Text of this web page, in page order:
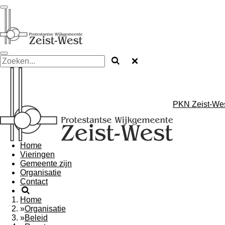
Ga
naar
de
hoofdinhoud
PKN Zeist-
Home
Vieringen
Gemeente zijn
Organisatie
Contact
Home
»Organisatie
»Beleid